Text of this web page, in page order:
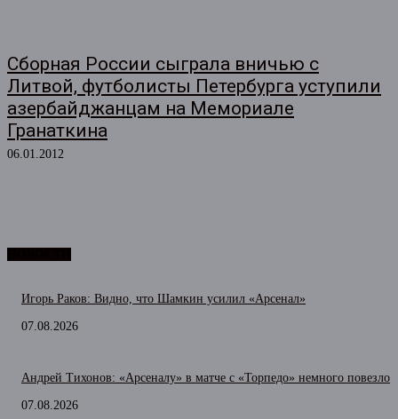
Сборная России сыграла вничью с
Литвой, футболисты Петербурга уступили
азербайджанцам на Мемориале
Гранаткина
06.01.2012
Игорь Раков: Видно, что Шамкин усилил «Арсенал»
07.08.2026
Андрей Тихонов: «Арсеналу» в матче с «Торпедо» немного повезло
07.08.2026